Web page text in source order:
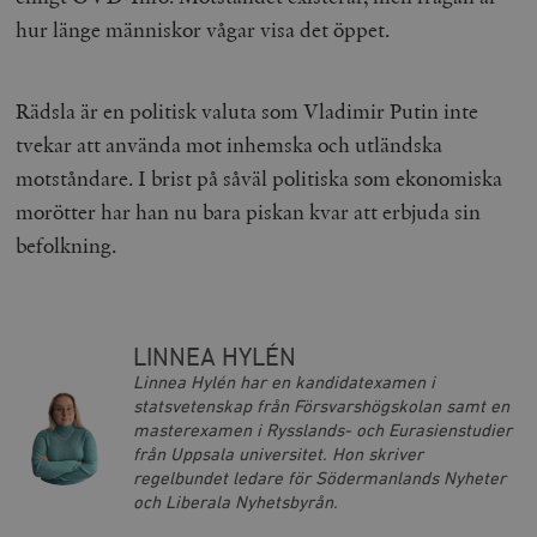
hur länge människor vågar visa det öppet.
Rädsla är en politisk valuta som Vladimir Putin inte
tvekar att använda mot inhemska och utländska
motståndare. I brist på såväl politiska som ekonomiska
morötter har han nu bara piskan kvar att erbjuda sin
befolkning.
LINNEA HYLÉN
Linnea Hylén har en kandidatexamen i
statsvetenskap från Försvarshögskolan samt en
masterexamen i Rysslands- och Eurasienstudier
från Uppsala universitet. Hon skriver
regelbundet ledare för Södermanlands Nyheter
och Liberala Nyhetsbyrån.
Inc.
_hjFirstSeen
Hotjar Ltd
.timbro.se
woocommerce_items_in_cart
timbro.se
wp_woocommerce_session_[abcdef0123456789]
{32}
__cf_bm